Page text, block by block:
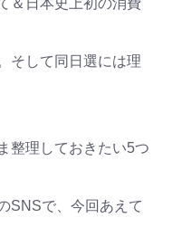
そして同日選には理
整理しておきたい5つ
SNSで、今回あえて